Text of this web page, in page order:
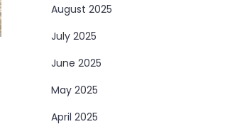
August 2025
July 2025
June 2025
May 2025
April 2025